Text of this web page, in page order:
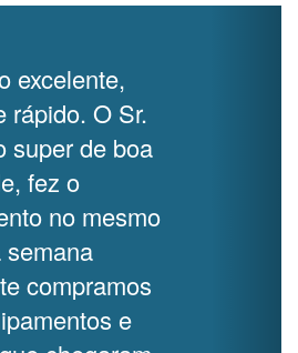
excelente,
rápido. O Sr.
super de boa
fez o
no mesmo
semana
compramos
e